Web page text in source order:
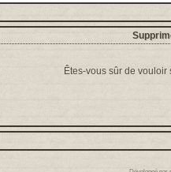
Êtes-vous sûr de